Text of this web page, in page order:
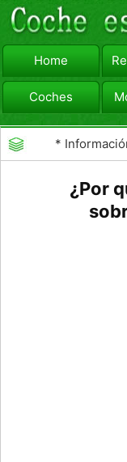
Home
Coches
viajar
*
coches
¿Por